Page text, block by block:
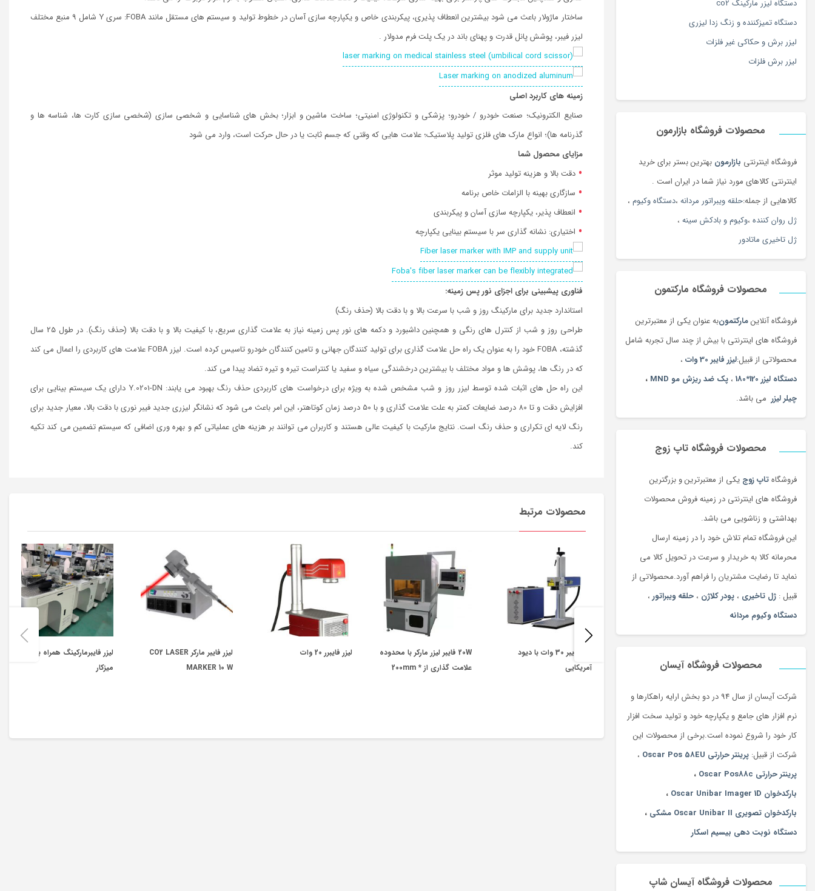
دستگاه لیزر مارکینگ co2
دستگاه تمیزکننده و زنگ زدا لیزری
لیزر برش و حکاکی غیر فلزات
لیزر برش فلزات
محصولات فروشگاه بازارمون
فروشگاه اینترنتی بازارمون بهترین بستر برای خرید
اینترنتی کالاهای مورد نیاز شما در ایران است .
کالاهایی از جمله:حلقه ویبراتور مردانه ،دستگاه وکیوم ،
ژل روان کننده ،وکیوم و بادکش سینه ،
ژل تاخیری ماتادور
محصولات فروشگاه مارکتمون
فروشگاه آنلاینمارکتمونبه عنوان یکی از معتبرترین
فروشگاه های اینترنتی با بیش از چند سال تجربه شامل
محصولاتی از قبیل:لیزر فایبر 30 وات
،
دستگاه لیزر 120*180
، پک ضد ریزش مو MND
،
چیلر لیزر می باشد.
محصولات فروشگاه تاپ زوج
فروشگاهتاپ زوج یکی از معتبرترین و بزرگترین
فروشگاه های اینترنتی در زمینه فروش محصولات
بهداشتی و زناشویی می باشد.
این فروشگاه تمام تلاش خود را در زمینه ارسال
محرمانه کالا به خریدار و سرعت در تحویل کالا می
نماید تا رضایت مشتریان را فراهم آورد.محصولاتی از
قبیل : ژل تاخیری ، پودر کلاژن ، حلقه ویبراتور ،
دستگاه وکیوم مردانه
محصولات فروشگاه آیسان
شرکت آیسان از سال 94 در دو بخش ارایه راهکارها و
نرم افزار های جامع و یکپارچه خود و تولید سخت افزار
کار خود را شروع نموده است.برخی از محصولات این
شرکت از قبیل: پرینتر حرارتی Oscar Pos 58EU
،
پرینتر حرارتی Oscar Pos88c
،
بارکدخوان Oscar Unibar Imager 1D
،
بارکدخوان تصویری Oscar Unibar II مشکی
،
دستگاه نوبت دهی بیسیم اسکار
محصولات فروشگاه آیسان شاپ
ساختار ماژولار باعث می شود بیشترین انعطاف پذیری، پیکربندی خاص و یکپارچه سازی آسان در خطوط تولید و سیستم های مستقل مانند FOBA: سری Y شامل 9 منبع مختلف
لیزر فیبر، پوشش پانل قدرت و پهنای باند در یک پلت فرم مدولار .
زمینه های کاربرد اصلی
صنایع الکترونیک؛ صنعت خودرو / خودرو؛ پزشکی و تکنولوژی امنیتی؛ ساخت ماشین و ابزار؛ بخش های شناسایی و شخصی سازی (شخصی سازی کارت ها، شناسه ها و
گذرنامه ها)؛ انواع مارک های فلزی تولید پلاستیک؛ علامت هایی که وقتی که جسم ثابت یا در حال حرکت است، وارد می شود
مزایای محصول شما
دقت بالا و هزینه تولید موثر
سازگاری بهینه با الزامات خاص برنامه
انعطاف پذیر، یکپارچه سازی آسان و پیکربندی
اختیاری: نشانه گذاری سر با سیستم بینایی یکپارچه
فناوری پیشبینی برای اجزای نور پس زمینه:
استاندارد جدید برای مارکینگ روز و شب با سرعت بالا و با دقت بالا (حذف رنگ)
طراحی روز و شب از کنترل های رنگی و همچنین داشبورد و دکمه های نور پس زمینه نیاز به علامت گذاری سریع، با کیفیت بالا و با دقت بالا (حذف رنگ).
در طول 25 سال
گذشته، FOBA خود را به عنوان یک راه حل علامت گذاری برای تولید کنندگان جهانی و تامین کنندگان خودرو تاسیس کرده است.
لیزر FOBA علامت های کاربردی را اعمال می کند
که در رنگ ها، پوشش ها و مواد مختلف با بیشترین درخشندگی سیاه و سفید یا کنتراست تیره و تیره تضاد پیدا می کند.
این راه حل های اثبات شده توسط لیزر روز و شب مشخص شده به ویژه برای درخواست های کاربردی حذف رنگ بهبود می یابند: Y.0201-DN دارای یک سیستم بینایی برای
افزایش دقت و تا 80 درصد ضایعات کمتر به علت علامت گذاری و با 50 درصد زمان کوتاهتر، این امر باعث می شود که نشانگر لیزری جدید فیبر نوری با دقت بالا، معیار جدید برای
رنگ لایه ای تکراری و حذف رنگ است. نتایج مارکیت با کیفیت عالی هستند و کاربران می توانند بر هزینه های عملیاتی کم و بهره وری اضافی که سیستم تضمین می کند تکیه
کند.
محصولات مرتبط
لیزر فایبر 30 وات با دیود
آمریکایی
20W فایبر لیزر مارکر با محدوده
علامت گذاری از 200mm *
لیزر فایبرر 20 وات
لیزر فایبر مارکر CO2 LASER
MARKER 10 W
لیزر فایبرمارکینگ همراه با
میزکار